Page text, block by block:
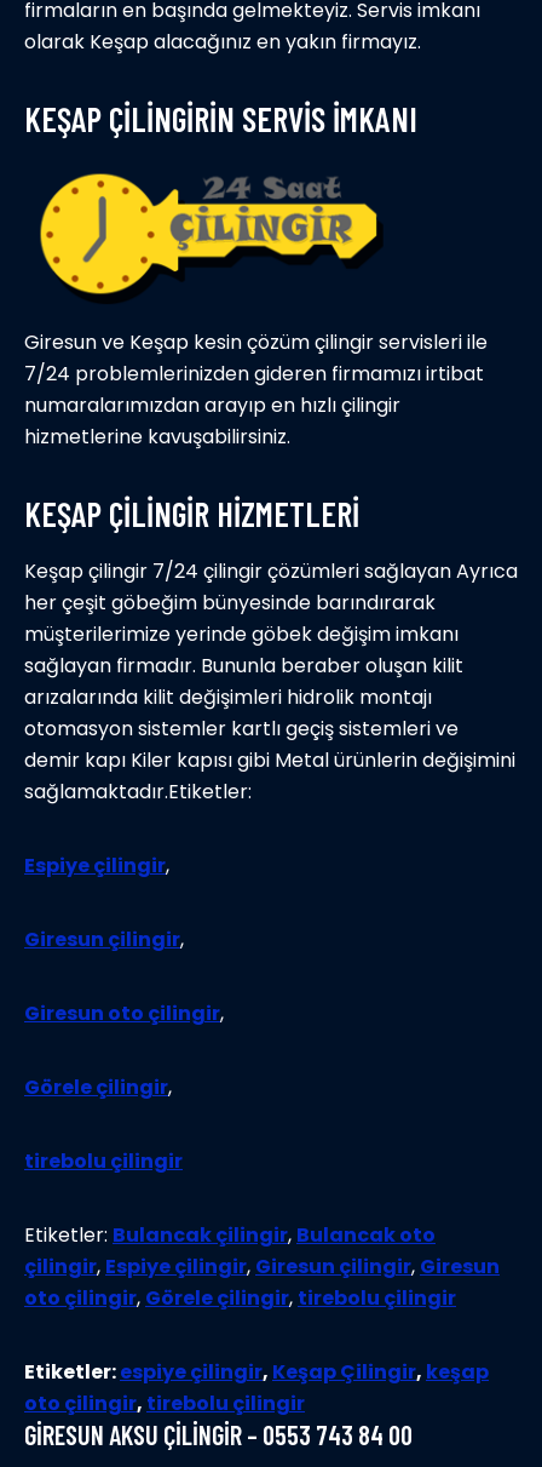
firmaların en başında gelmekteyiz. Servis imkanı
olarak Keşap alacağınız en yakın firmayız.
KEŞAP ÇİLİNGİRİN SERVİS İMKANI
Giresun ve Keşap kesin çözüm çilingir servisleri ile
7/24 problemlerinizden gideren firmamızı irtibat
numaralarımızdan arayıp en hızlı çilingir
hizmetlerine kavuşabilirsiniz.
KEŞAP ÇİLİNGİR HİZMETLERİ
Keşap çilingir 7/24 çilingir çözümleri sağlayan Ayrıca
her çeşit göbeğim bünyesinde barındırarak
müşterilerimize yerinde göbek değişim imkanı
sağlayan firmadır. Bununla beraber oluşan kilit
arızalarında kilit değişimleri hidrolik montajı
otomasyon sistemler kartlı geçiş sistemleri ve
demir kapı Kiler kapısı gibi Metal ürünlerin değişimini
sağlamaktadır.Etiketler:
Espiye çilingir,
Giresun çilingir,
Giresun oto çilingir,
Görele çilingir,
tirebolu çilingir
Etiketler: Bulancak çilingir, Bulancak oto
çilingir, Espiye çilingir, Giresun çilingir, Giresun
oto çilingir, Görele çilingir, tirebolu çilingir
Etiketler:espiye çilingir, Keşap Çilingir, keşap
oto çilingir, tirebolu çilingir
GİRESUN AKSU ÇİLİNGİR – 0553 743 84 00